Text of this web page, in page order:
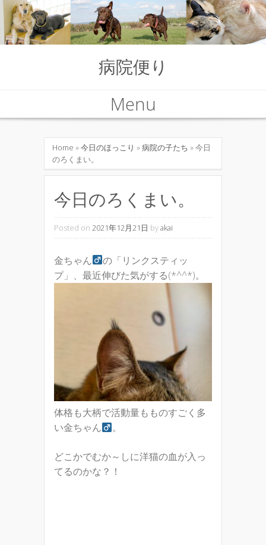
病院便り
Menu
Home »今日のほっこり »病院の子たち » 今日
のろくまい。
今日のろくまい。
Posted on 2021年12月21日 byakai
金ちゃん
の「リンクスティッ
プ」、最近伸びた気がする(*^^*)。
体格も大柄で活動量もものすごく多
い金ちゃん
。
どこかでむか～しに洋猫の血が入っ
てるのかな？！